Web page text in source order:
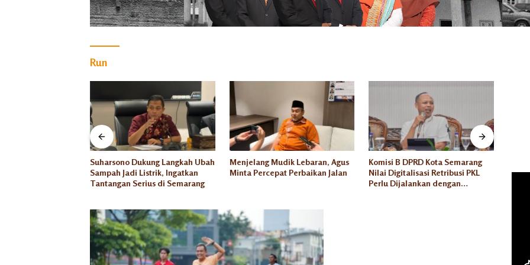
Run
Suharsono Dukung Langkah Ubah
Sampah Jadi Listrik, Ingatkan
Tantangan Serius di Semarang
Menjelang Mudik Lebaran, Agus
Minta Percepat Perbaikan Jalan
Komisi B DPRD Kota Semarang
Nilai Digitalisasi Retribusi PKL
Perlu Dijalankan dengan